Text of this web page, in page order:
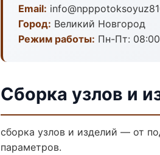
Email:
Город: Великий Новгород
Режим работы: Пн-Пт:
Сборка узлов и
сборка узлов и изделий — от
параметров.